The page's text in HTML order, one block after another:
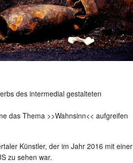
des intermedial gestalteten
das Thema >>Wahnsinn<< aufgreifen
Künstler, der im Jahr 2016 mit einer
zu sehen war.